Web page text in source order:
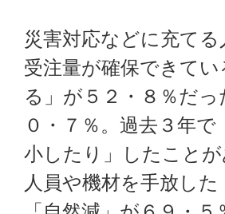
災害対応などに充て
受注量が確保できて
る」が５２・８％だ
０・７％。過去３年
小したり」したこと
人員や機材を手放し